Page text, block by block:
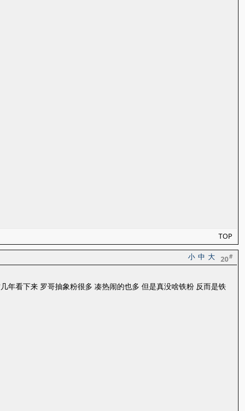
TOP
20#
大
中
小
看下来 罗哥抽象粉很多 凑热闹的也多 但是真没啥铁粉 反而是铁